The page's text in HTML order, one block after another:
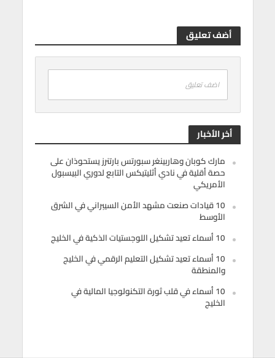
أضف تعليق
اضف تعليق
أخر الأخبار
مارك كوبان وهاربينغر سبورتس بارتنرز يستحوذان على
حصة أقلية في نادي أثليتيكس التابع لدوري البيسبول
الأمريكي
10 قيادات صنعت مشهد الأمن السيبراني في الشرق
الأوسط
10 أسماء تعيد تشكيل اللوجستيات الذكية في الخليج
10 أسماء تعيد تشكيل التعليم الرقمي في الخليج
والمنطقة
10 أسماء في قلب ثورة التكنولوجيا المالية في
الخليج